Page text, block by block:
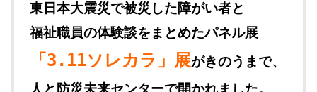
東日本大震災で被災した障がい者と
福祉職員の体験談をまとめたパネル展
「3.11ソレカラ」展がきのうまで、
人と防災未来センターで開かれました。